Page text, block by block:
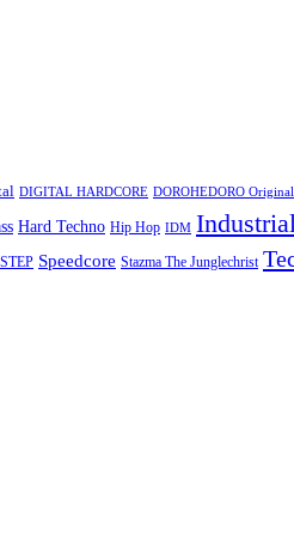
DIGITAL HARDCORE DOROHEDORO
Hard Techno Hip Hop IDM
Speedcore Stazma The Junglechrist